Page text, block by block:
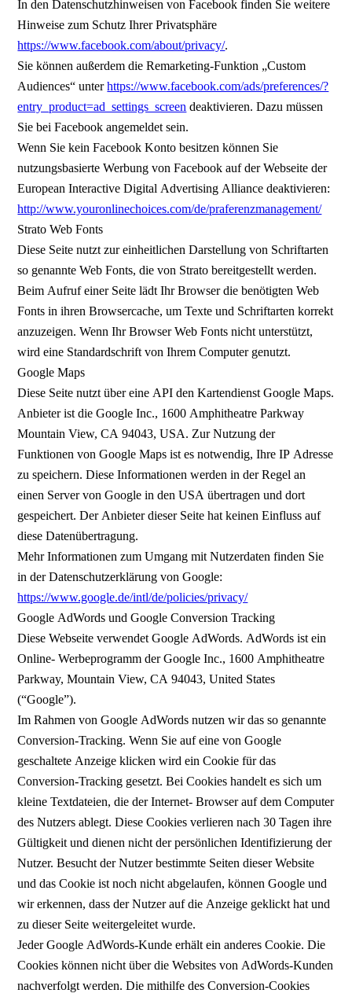
Hinweise zum Schutz Ihrer Privatsphäre
https://www.facebook.com/about/privacy/.
Sie können außerdem die Remarketing-Funktion „Custom
Audiences“ unterhttps://www.facebook.com/ads/preferences/?
entry_product=ad_settings_screendeaktivieren. Dazu müssen
Sie bei Facebook angemeldet sein.
Wenn Sie kein Facebook Konto besitzen können Sie
nutzungsbasierte Werbung von Facebook auf der Webseite der
European Interactive Digital Advertising Alliance deaktivieren:
http://www.youronlinechoices.com/de/praferenzmanagement/
Strato Web Fonts
Diese Seite nutzt zur einheitlichen Darstellung von Schriftarten
so genannte Web Fonts, die von Strato bereitgestellt werden.
Beim Aufruf einer Seite lädt Ihr Browser die benötigten Web
Fonts in ihren Browsercache, um Texte und Schriftarten korrekt
anzuzeigen. Wenn Ihr Browser Web Fonts nicht unterstützt,
wird eine Standardschrift von Ihrem Computer genutzt.
Google Maps
Diese Seite nutzt über eine API den Kartendienst Google Maps.
Anbieter ist die Google Inc., 1600 Amphitheatre Parkway
Mountain View, CA 94043, USA. Zur Nutzung der
Funktionen von Google Maps ist es notwendig, Ihre IP Adresse
zu speichern. Diese Informationen werden in der Regel an
einen Server von Google in den USA übertragen und dort
gespeichert. Der Anbieter dieser Seite hat keinen Einfluss auf
diese Datenübertragung.
Mehr Informationen zum Umgang mit Nutzerdaten finden Sie
in der Datenschutzerklärung von Google:
https://www.google.de/intl/de/policies/privacy/
Google AdWords und Google Conversion Tracking
Diese Webseite verwendet Google AdWords. AdWords ist ein
Online- Werbeprogramm der Google Inc., 1600 Amphitheatre
Parkway, Mountain View, CA 94043, United States
(“Google”).
Im Rahmen von Google AdWords nutzen wir das so genannte
Conversion-Tracking. Wenn Sie auf eine von Google
geschaltete Anzeige klicken wird ein Cookie für das
Conversion-Tracking gesetzt. Bei Cookies handelt es sich um
kleine Textdateien, die der Internet- Browser auf dem Computer
des Nutzers ablegt. Diese Cookies verlieren nach 30 Tagen ihre
Gültigkeit und dienen nicht der persönlichen Identifizierung der
Nutzer. Besucht der Nutzer bestimmte Seiten dieser Website
und das Cookie ist noch nicht abgelaufen, können Google und
wir erkennen, dass der Nutzer auf die Anzeige geklickt hat und
zu dieser Seite weitergeleitet wurde.
Jeder Google AdWords-Kunde erhält ein anderes Cookie. Die
Cookies können nicht über die Websites von AdWords-Kunden
nachverfolgt werden. Die mithilfe des Conversion-Cookies